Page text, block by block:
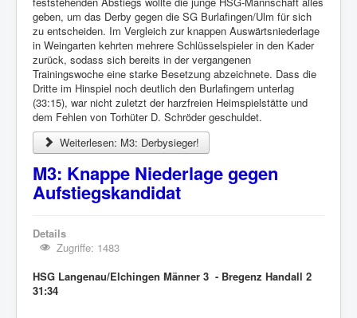
geben, um das Derby gegen die SG Burlafingen/Ulm für sich
zu entscheiden. Im Vergleich zur knappen Auswärtsniederlage
in Weingarten kehrten mehrere Schlüsselspieler in den Kader
zurück, sodass sich bereits in der vergangenen
Trainingswoche eine starke Besetzung abzeichnete. Dass die
Dritte im Hinspiel noch deutlich den Burlafingern unterlag
(33:15), war nicht zuletzt der harzfreien Heimspielstätte und
dem Fehlen von Torhüter D. Schröder geschuldet.
Weiterlesen: M3: Derbysieger!
M3: Knappe Niederlage gegen
Aufstiegskandidat
Details
Zugriffe: 1483
HSG Langenau/Elchingen Männer 3 - Bregenz Handall 2
31:34